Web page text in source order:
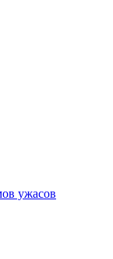
ужасов